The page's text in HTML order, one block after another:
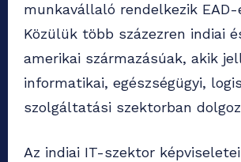
munkavállaló rendelkezik
Közülük több százezren indiai
amerikai származásúak, akik
informatikai, egészségügyi,
szolgáltatási szektorban
Az indiai IT-szektor